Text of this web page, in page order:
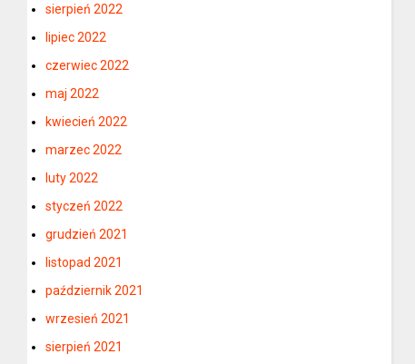
sierpień 2022
lipiec 2022
czerwiec 2022
maj 2022
kwiecień 2022
marzec 2022
luty 2022
styczeń 2022
grudzień 2021
listopad 2021
październik 2021
wrzesień 2021
sierpień 2021